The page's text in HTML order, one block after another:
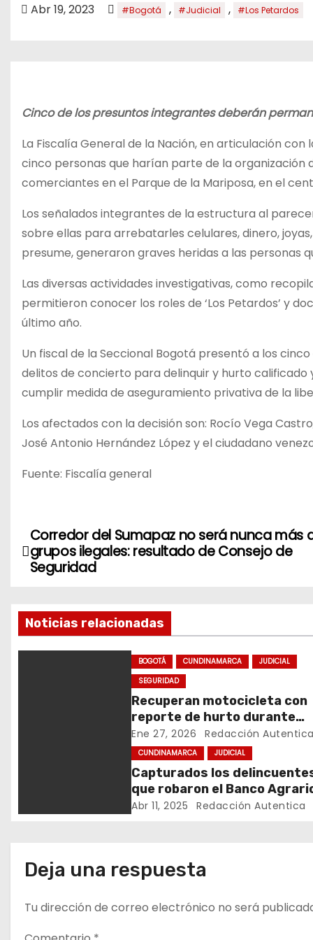
Abr 19, 2023 #Bogotá , #Judicial , #Los Petardos
Cinco de los presuntos integrantes deberán
La Fiscalía General de la Nación, en articulación
cinco personas que harían parte de la organización
comerciantes en el Parque de la Mariposa, en el
Los señalados integrantes de la estructura al
sobre ellas para arrebatarles celulares, dinero,
presume, generaron graves heridas a las personas
Las diversas actividades investigativas, como
permitieron conocer los roles de ‘Los Petardos’ y
último año.
Un fiscal de la Seccional Bogotá presentó a los
delitos de concierto para delinquir y hurto
cumplir medida de aseguramiento privativa de la
Los afectados con la decisión son: Rocío Vega
José Antonio Hernández López y el ciudadano
Fuente: Fiscalía general
N
a
e
g
e
Corredor del Sumapaz no será nunca más
grupos ilegales: resultado de Consejo de
Seguridad
Noticias relacionadas
BOGOTÁ CUNDINAMARCA
JUDICIAL
SEGURIDAD
Recuperan motocicleta con
reporte de hurto durante
operativo de seguridad en
Rafael Uribe Uribe
Ene 27, 2026 Redacción Autentica
CUNDINAMARCA JUDICIAL
Capturados los
que robaron el Banco
El Colegio, Cundinamarca
Abr 11, 2025 Redacción Autentica
Deja una respuesta
Tu dirección de correo electrónico no será